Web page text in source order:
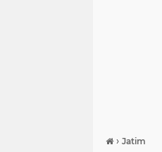
› Jatim